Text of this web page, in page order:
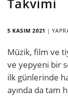
Takvimi
5 KASIM 2021 |
Müzik, film ve
ve yepyeni bir
ilk günlerinde
ayında da tam